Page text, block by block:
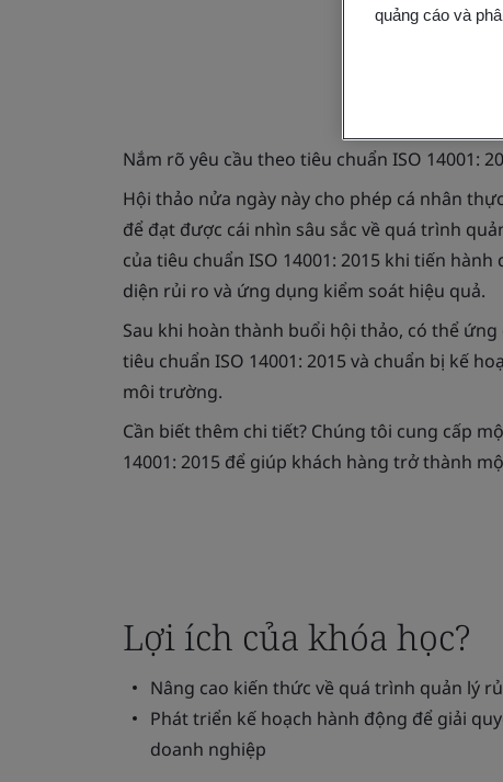
Nắm rõ yêu cầu theo tiêu chuẩn ISO 14001:
Hội thảo nửa ngày này cho phép cá nhân
để đạt được cái nhìn sâu sắc về quá trình
của tiêu chuẩn ISO 14001: 2015 khi tiến
diện rủi ro và ứng dụng kiểm soát hiệu quả.
Sau khi hoàn thành buổi hội thảo, có thể
tiêu chuẩn ISO 14001: 2015 và chuẩn bị kế
môi trường.
Cần biết thêm chi tiết? Chúng tôi cung cấp
14001: 2015 để giúp khách hàng trở thành
Lợi ích của khóa học?
Nâng cao kiến thức về quá trình quản lý
Phát triển kế hoạch hành động để giải
doanh nghiệp
quảng cáo và